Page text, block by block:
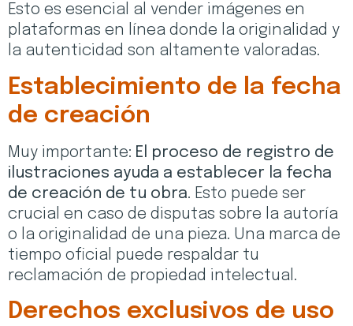
Esto es esencial al vender imágenes en
plataformas en línea donde la originalidad y
la autenticidad son altamente valoradas.
Establecimiento de la fecha
de creación
Muy importante: El proceso de registro de
ilustraciones ayuda a establecer la fecha
de creación de tu obra. Esto puede ser
crucial en caso de disputas sobre la autoría
o la originalidad de una pieza. Una marca de
tiempo oficial puede respaldar tu
reclamación de propiedad intelectual.
Derechos exclusivos de uso